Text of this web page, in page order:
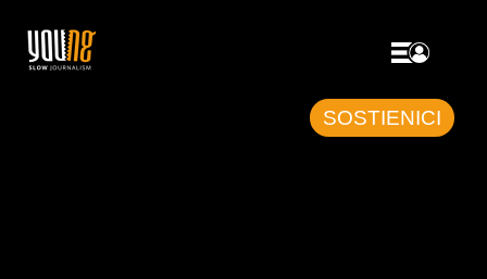
SOSTIENICI